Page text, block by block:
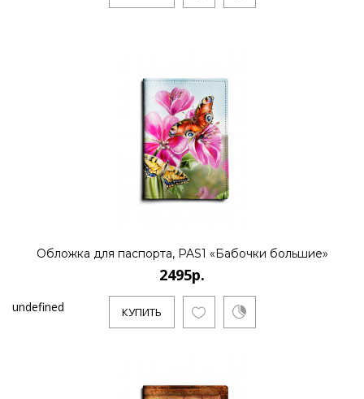
Обложка для паспорта, PAS1 «Бабочки большие»
2495р.
КУПИТЬ
undefined